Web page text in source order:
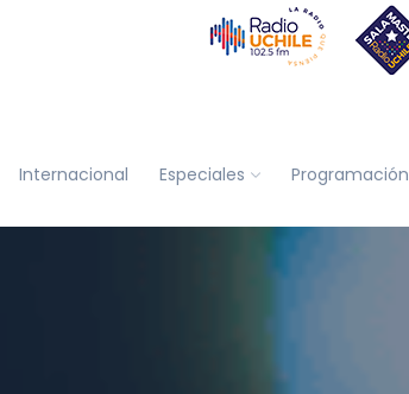
Internacional Especiales Programación